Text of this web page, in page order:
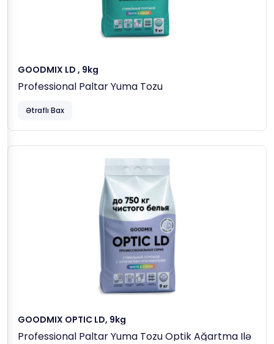
GOODMIX LD , 9kg
Professional Paltar Yuma Tozu
Ətraflı Bax
GOODMIX OPTIC LD, 9kg
Professional Paltar Yuma Tozu Optik Ağartma Ilə